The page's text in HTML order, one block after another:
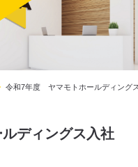
令和7年度 ヤマモトホールディング
ディングス入社